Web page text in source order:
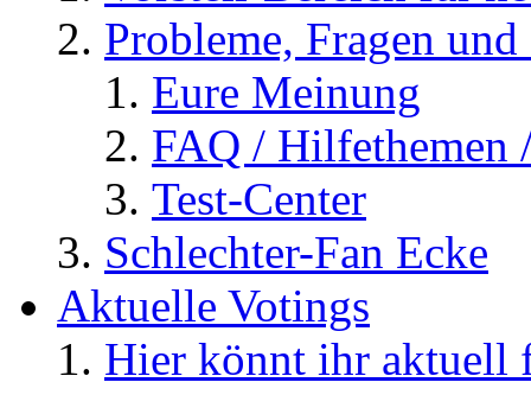
Probleme, Fragen
Eure Meinung
FAQ / Hilfethemen
Test-Center
Schlechter-Fan Ecke
Aktuelle Votings
Hier könnt ihr aktuell